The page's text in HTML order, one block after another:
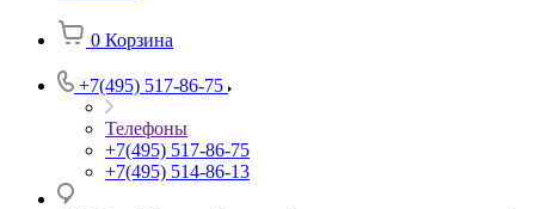
0 Корзина
+7(495) 517-86-75
Телефоны
+7(495) 517-86-75
+7(495) 514-86-13